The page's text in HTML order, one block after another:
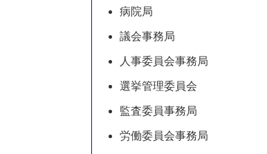
病院局
議会事務局
人事委員会事務局
選挙管理委員会
監査委員事務局
労働委員会事務局